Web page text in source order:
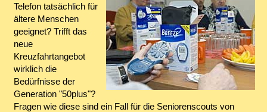
Telefon tatsächlich für
ältere Menschen
geeignet? Trifft das
neue
Kreuzfahrtangebot
wirklich die
Bedürfnisse der
Generation "50plus"?
Fragen wie diese sind ein Fall für die Seniorenscouts von